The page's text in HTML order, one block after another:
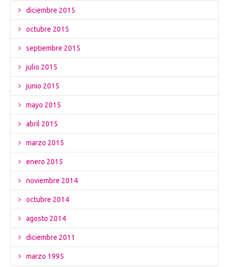
diciembre 2015
octubre 2015
septiembre 2015
julio 2015
junio 2015
mayo 2015
abril 2015
marzo 2015
enero 2015
noviembre 2014
octubre 2014
agosto 2014
diciembre 2011
marzo 1995